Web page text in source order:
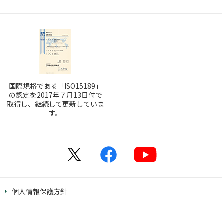
国際規格である「ISO15189」
の認定を2017年７月13日付で
取得し、継続して更新していま
す。
個人情報保護方針